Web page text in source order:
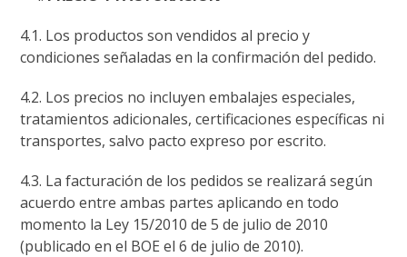
4.1. Los productos son vendidos al precio y
condiciones señaladas en la confirmación del pedido.
4.2. Los precios no incluyen embalajes especiales,
tratamientos adicionales, certificaciones específicas ni
transportes, salvo pacto expreso por escrito.
4.3. La facturación de los pedidos se realizará según
acuerdo entre ambas partes aplicando en todo
momento la Ley 15/2010 de 5 de julio de 2010
(publicado en el BOE el 6 de julio de 2010).